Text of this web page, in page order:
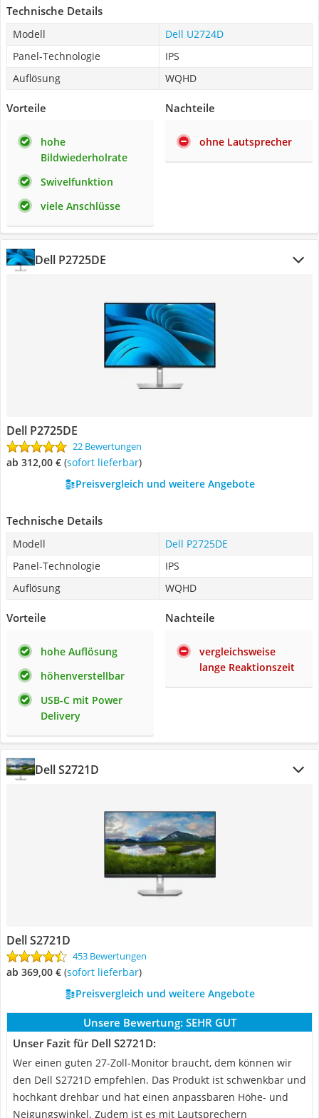
Technische Details
Modell
Dell U2724D
Panel-Technologie
IPS
Auflösung
WQHD
Vorteile
hohe
Bildwiederholrate
Swivelfunktion
viele Anschlüsse
Nachteile
ohne Lautsprecher
Dell P2725DE
Dell P2725DE
22 Bewertungen
ab 312,00 € ( Sofort lieferbar)
Preisvergleich und weitere Angebote
Technische Details
Modell
Dell P2725DE
Panel-Technologie
IPS
Auflösung
WQHD
Vorteile
hohe Auflösung
höhenverstellbar
USB-C mit Power
Delivery
Nachteile
vergleichsweise
lange Reaktionszeit
Dell S2721D
Dell S2721D
453 Bewertungen
ab 369,00 € ( Sofort lieferbar)
Preisvergleich und weitere Angebote
Unsere Bewertung: SEHR GUT
Unser Fazit für Dell S2721D:
Wer einen guten 27-Zoll-Monitor braucht, dem können wir
den Dell S2721D empfehlen. Das Produkt ist schwenkbar und
hochkant drehbar und hat einen anpassbaren Höhe- und
Neigungswinkel. Zudem ist es mit Lautsprechern